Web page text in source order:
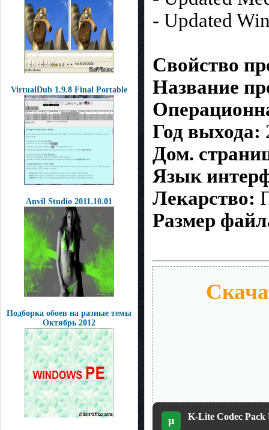
VirtualDub 1.9.8 Final Portable
Anvil Studio 2011.10.01
Подборка обоев на разные темы
Октябрь 2012
- Updated
Свойство
Название
Год выхода:
Дом.
Язык
Лекарство:
Размер
µ K-Lite Codec